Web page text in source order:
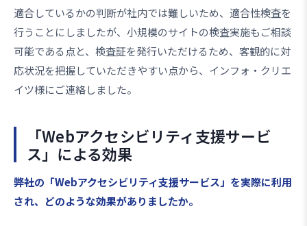
適合しているかの判断が社内では難しいため、適合性検査を
行うことにしましたが、小規模のサイトの検査実施もご相談
可能である点と、検査証を発行いただけるため、客観的に対
応状況を把握していただきやすい点から、インフォ・クリエ
イツ様にご連絡しました。
「Webアクセシビリティ支援サービ
ス」による効果
――弊社の「Webアクセシビリティ支援サービス」を実際に利用
され、どのような効果がありましたか。